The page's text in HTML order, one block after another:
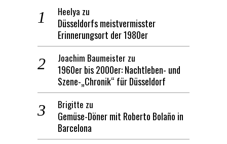
Heelya zu
Düsseldorfs meistvermisster
Erinnerungsort der 1980er
Joachim Baumeister zu
1960er bis 2000er: Nachtleben- und
Szene-„Chronik“ für Düsseldorf
Brigitte zu
Gemüse-Döner mit Roberto Bolaño in
Barcelona